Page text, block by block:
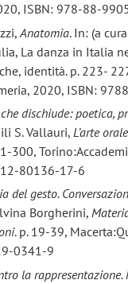
ISBN: 978-88-
Anatomia. In: (a
La danza in Italia
identità. p. 223-
2020, ISBN:
dischiude: poetica,
S. Vallauri, L’arte
300,
80136-17-6
del gesto.
Borgherini,
. p. 19-39,
0341-9
la